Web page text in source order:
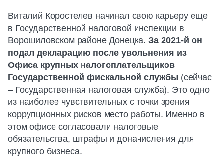
Виталий Коростелев начинал свою карьеру еще
в Государственной налоговой инспекции в
Ворошиловском районе Донецка. За 2021-й он
подал декларацию после увольнения из
Офиса крупных налогоплательщиков
Государственной фискальной службы (сейчас
– Государственная налоговая служба). Это одно
из наиболее чувствительных с точки зрения
коррупционных рисков место работы. Именно в
этом офисе согласовали налоговые
обязательства, штрафы и доначисления для
крупного бизнеса.